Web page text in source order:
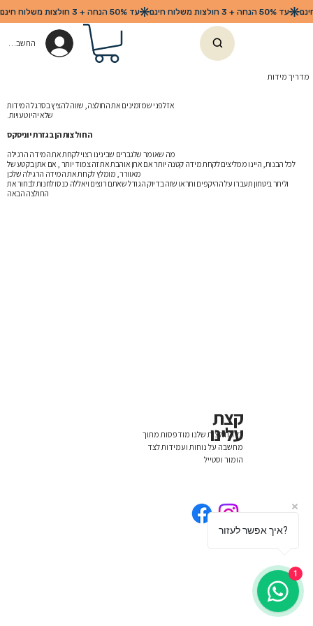
החשבון שלי
מדריך מידות
אז לפני שמזמינים את החולצה, שווה להציץ בסרגל המידות
.שלא יהיו טעויות
החולצות הן בגזרת יוניסקס
מה שאומר שלגברים שבינינו רצוי לקחת את המידה הרגילה
לכל הבנות, היינו ממליצים לקחת מידה קטנה יותר אם אתן אוהבת את זה צמוד יותר , אם אתן בקטע של
מאוורר, מומלץ לקחת את המידה הרגילה שלכן
וליתר ביטחון תעברו על ההיקפים ותראו שזה בדיוק הגודל שאתם רוצים ויאללה כנסו לחנות לבחור את
כל החולצות שלנו מודפסות מתוך
מחשבה על נוחות ועמידות לצד
הומור וסטייל
קצת
עלינו
איך אפשר לעזור?
1